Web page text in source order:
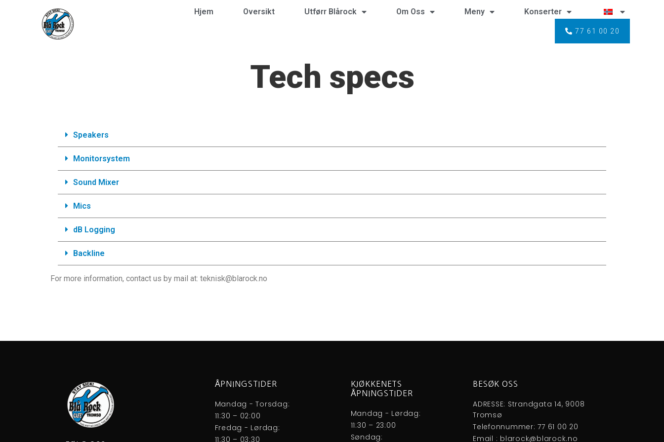
Hjem Oversikt Utførr Blårock Om Oss Meny Konserter
77 61 00 20
Tech specs
Speakers
Monitorsystem
Sound Mixer
Mics
dB Logging
Backline
For more information, contact us by mail at: teknisk@blarock.no
ÅPNINGSTIDER
Mandag - Torsdag:
11:30 – 02:00
Fredag - Lørdag:
11:30 – 03:30
KJØKKENETS
ÅPNINGSTIDER
Mandag - Lørdag:
11:30 – 23:00
Søndag:
BESØK OSS
ADRESSE: Strandgata 14, 9008
Tromsø
Telefonnummer: 77 61 00 20
Email : blarock@blarock.no